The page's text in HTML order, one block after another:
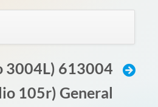
105r) General